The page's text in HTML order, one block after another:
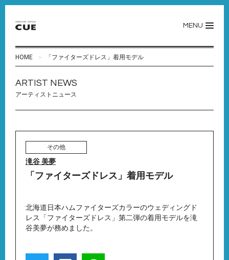
MENU
HOME 「ファイターズドレス」着用モデル
ARTIST NEWS
アーティストニュース
その他
滝谷 美夢
「ファイターズドレス」着用モデル
北海道日本ハムファイターズカラーのウェディングド
レス「ファイターズドレス」第二弾の着用モデルを滝
谷美夢が務めました。